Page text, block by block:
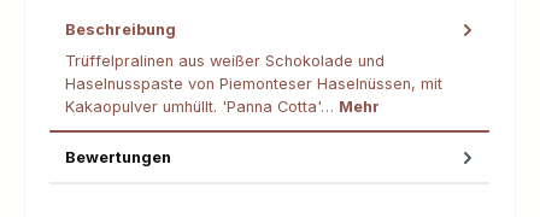
Beschreibung
Trüffelpralinen aus weißer Schokolade und
Haselnusspaste von Piemonteser Haselnüssen, mit
Kakaopulver umhüllt. 'Panna Cotta'… Mehr
Bewertungen